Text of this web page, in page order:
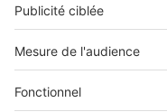
de la
Est-ce
formé une espèce de